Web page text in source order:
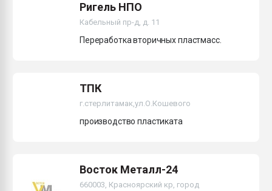
Ригель НПО
Кабельный пр-д, д. 11
Переработка вторичных пластмасс.
ТПК
г.стерлитамак,ул.О.Кошевого
производство пластиката
Восток Металл-24
660003, Красноярский кр, город